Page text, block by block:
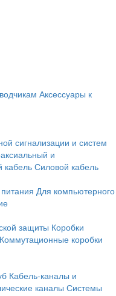
Аксессуары к
сигнализации и систем
и
Силовой кабель
Для компьютерного
защиты Коробки
Коммутационные коробки
Кабель-каналы и
каналы Системы